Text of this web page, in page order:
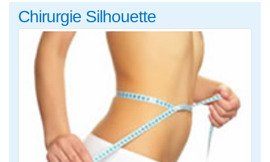
Chirurgie Silhouette